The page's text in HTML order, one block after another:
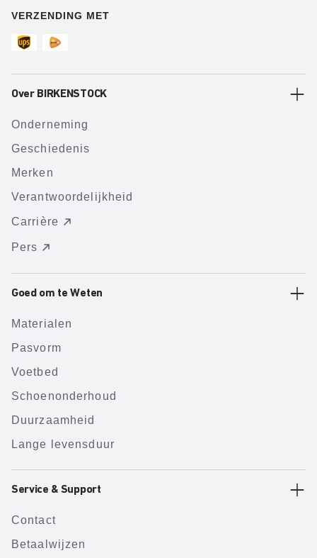
VERZENDING MET
Over BIRKENSTOCK
Onderneming
Geschiedenis
Merken
Verantwoordelijkheid
Carrière
Pers
Goed om te Weten
Materialen
Pasvorm
Voetbed
Schoenonderhoud
Duurzaamheid
Lange levensduur
Service & Support
Contact
Betaalwijzen